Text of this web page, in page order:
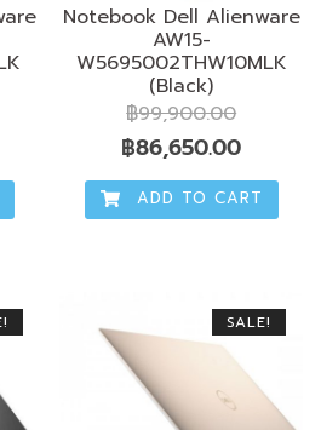
Notebook Dell Alienware
AW15-
W5695002THW10MLK
(Black)
฿99,900.00
Original
price
was:
฿86,650.00Current
price
is:
ADD TO CART
SALE!